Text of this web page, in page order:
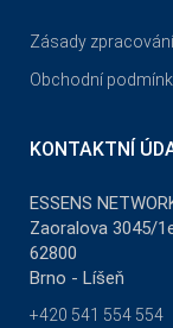
Zásady
Obchodní
KONTAKTNÍ
ESSENS
Zaoralova 3045/
62800
Brno - Líšeň
+420 541 554 554